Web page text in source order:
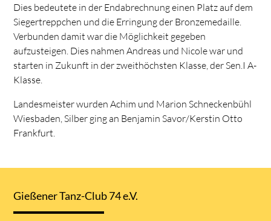
Dies bedeutete in der Endabrechnung einen Platz auf dem
Siegertreppchen und die Erringung der Bronzemedaille.
Verbunden damit war die Möglichkeit gegeben
aufzusteigen. Dies nahmen Andreas und Nicole war und
starten in Zukunft in der zweithöchsten Klasse, der Sen.I A-
Klasse.
Landesmeister wurden Achim und Marion Schneckenbühl
Wiesbaden, Silber ging an Benjamin Savor/Kerstin Otto
Frankfurt.
Gießener Tanz-Club 74 e.V.